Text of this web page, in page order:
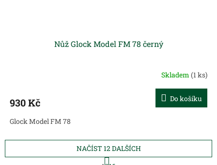
Nůž Glock Model FM 78 černý
Skladem (1 ks)
930 Kč Do košíku
Glock Model FM 78
NAČÍST 12 DALŠÍCH
S